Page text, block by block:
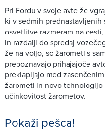
Pri Fordu v svoje avte že
ki v sedmih
osvetlitve razmeram na
in razdalji do spredaj
že na voljo, so žarometi s
prepoznavajo prihajajoče
preklapljajo med
žarometi in novo
učinkovitost žarometov.
Pokaži pešca!